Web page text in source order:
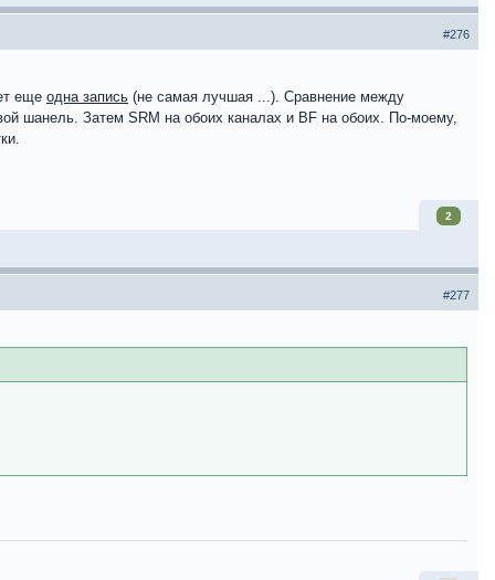
#276
еще одна запись (не самая лучшая ...). Сравнение между
шанель. Затем SRM на обоих каналах и BF на обоих. По-моему,
2
#277